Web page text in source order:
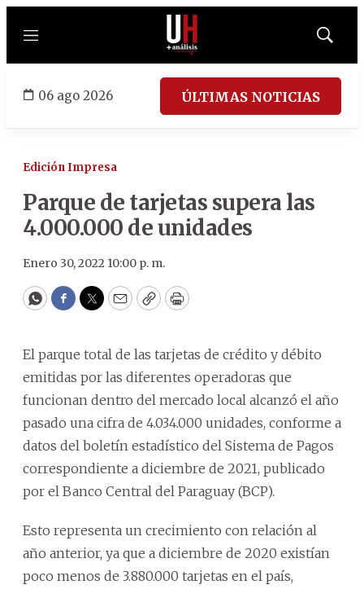
Menú
Mostrar
06 ago 2026 ÚLTIMAS NOTICIAS
Edición Impresa
Parque de tarjetas supera las
4.000.000 de unidades
Enero 30, 2022 10:00 p. m.
WhatsApp
Facebook
Twitter
EmailCopyPrint
El parque total de las tarjetas de crédito y débito
emitidas por las diferentes operadoras que
funcionan dentro del mercado local alcanzó el año
pasado una cifra de 4.034.000 unidades, conforme a
datos del boletín estadístico del Sistema de Pagos
correspondiente a diciembre de 2021, publicado
por el Banco Central del Paraguay (BCP).
Esto representa un crecimiento con relación al
año anterior, ya que a diciembre de 2020 existían
poco menos de 3.880.000 tarjetas en el país,